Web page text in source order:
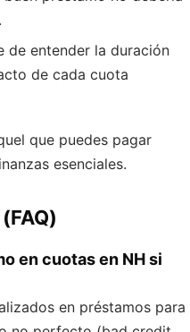
de entender la duración
de cada cuota
que puedes pagar
esenciales.
en cuotas en NH si
en préstamos para